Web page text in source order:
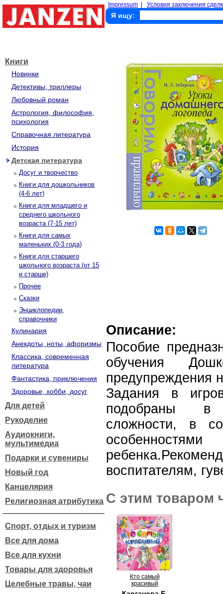
Impressum Условия заключения
Я ищу:
Книги
Новинки
Детективы, триллеры
Любовный роман
Астрология, философия,
психология
Справочная литература
История
Детская литература
Досуг и творчество
Книги для дошкольников
(4-6 лет)
Книги для младшего и
среднего школьного
возраста (7-15 лет)
Книги для самых
маленьких (0-3 года)
Книги для старшего
школьного возраста (от 15
и старше)
Прочее
Сказки
Энциклопедии,
справочники
Кулинария
Анекдоты, ноты, афоризмы
Классика, современная
литература
Фантастика, приключения
Здоровье, хобби, досуг
Для детей
Рукоделие
Аудиокниги,
мультимедиа
Подарки и сувениры
Новый год
Канцелярия
Религиозная атрибутика
Спорт, отдых и туризм
Все для дома
Все для кухни
Товары для здоровья
Целебные травы, чаи
Описание:
Пособие
обучения
предупреждения
Задания в
подобраны в
сложности, в
воспитателям,
С этим товаром
Кто самый
красивый